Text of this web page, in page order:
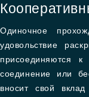
Одиночное
удовольствие
присоединяются
соединение или
вносит свой